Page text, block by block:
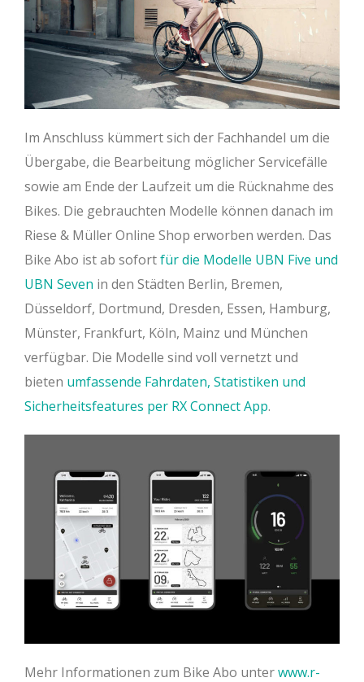
Im Anschluss kümmert sich der Fachhandel um die
Übergabe, die Bearbeitung möglicher Servicefälle
sowie am Ende der Laufzeit um die Rücknahme des
Bikes. Die gebrauchten Modelle können danach im
Riese & Müller Online Shop erworben werden. Das
Bike Abo ist ab sofortfür die Modelle UBN Five und
UBN Seven in den Städten Berlin, Bremen,
Düsseldorf, Dortmund, Dresden, Essen, Hamburg,
Münster, Frankfurt, Köln, Mainz und München
verfügbar. Die Modelle sind voll vernetzt und
bieten umfassende Fahrdaten, Statistiken und
Sicherheitsfeatures per RX Connect App.
Mehr Informationen zum Bike Abo unterwww.r-